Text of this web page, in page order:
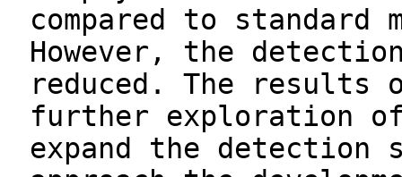
compared to standard
However, the
reduced. The
further exploration
expand the detection